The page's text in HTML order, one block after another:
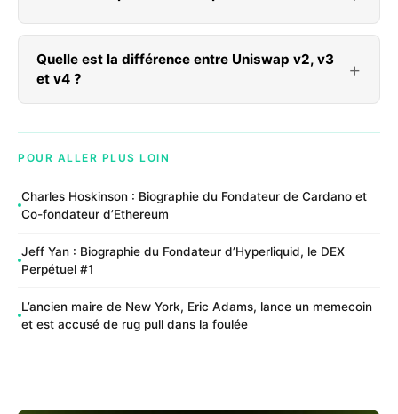
Quelle est la différence entre Uniswap v2, v3
et v4 ?
POUR ALLER PLUS LOIN
Charles Hoskinson : Biographie du Fondateur de Cardano et
Co-fondateur d’Ethereum
Jeff Yan : Biographie du Fondateur d’Hyperliquid, le DEX
Perpétuel #1
L’ancien maire de New York, Eric Adams, lance un memecoin
et est accusé de rug pull dans la foulée